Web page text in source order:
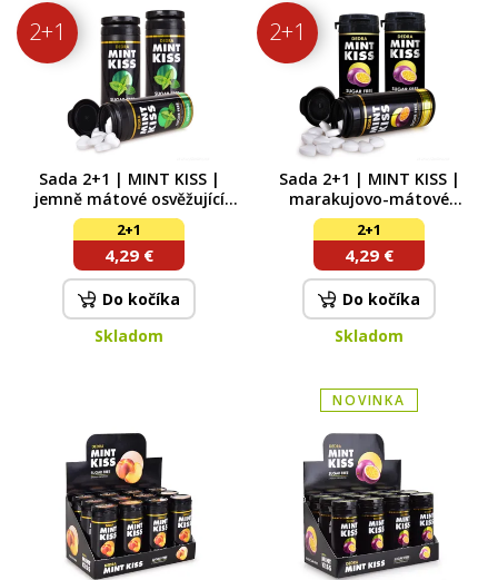
2+1
Sada 2+1 | MINT KISS |
jemně mátové osvěžující
pastilky bez cukru
spearmint 28 g x 3
2+1
4,29 €
Do kočíka
Skladom
2+1
Sada 2+1 | MINT KISS |
marakujovo-mátové
osvěžující pastilky bez cukru
| maracuja mint | 28 g x 3
2+1
4,29 €
Do kočíka
Skladom
NOVINKA